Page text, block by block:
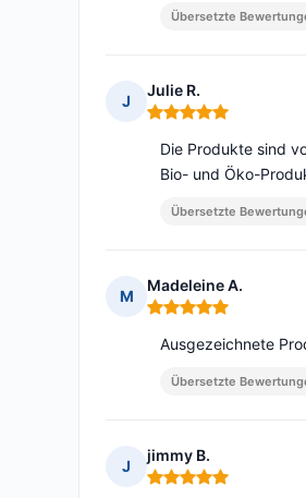
Übersetzte
J
Julie R.
Hinweis: 5 von 5
Die Produkte sind
Bio- und Öko-
Übersetzte
M
Madeleine A.
Hinweis: 5 von 5
Ausgezeichnete
Übersetzte
J
jimmy B.
Hinweis: 5 von 5